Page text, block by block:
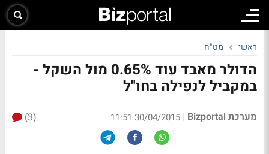
ראשי מט"ח
הדולר מאבד עוד 0.65% מול השקל -
במקביל לנפילה בחו"ל
מערכת Bizportal |
30/04/2015 11:51
(3)